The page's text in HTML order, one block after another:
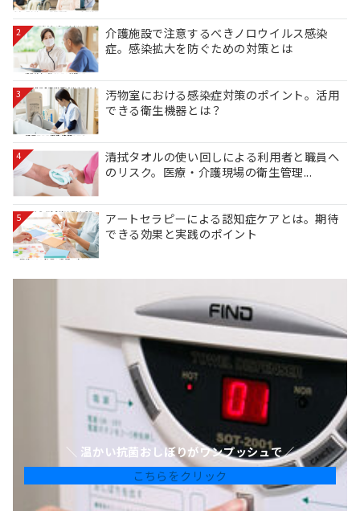
2
介護施設で注意するべきノロウイルス感染
症。感染拡大を防ぐための対策とは
3
汚物室における感染症対策のポイント。活用
できる衛生機器とは？
4
清拭タオルの使い回しによる利用者と職員へ
のリスク。医療・介護現場の衛生管理...
5
アートセラピーによる認知症ケアとは。期待
できる効果と実践のポイント
＼ 温かい抗菌おしぼりがワンプッシュで／
こちらをクリック